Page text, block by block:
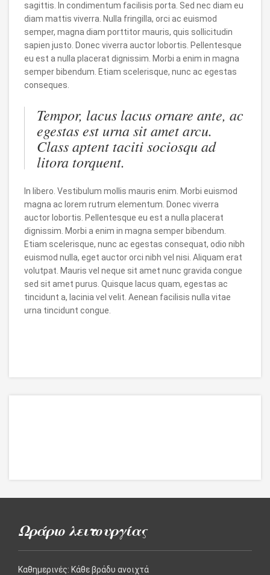
sagittis. In condimentum facilisis porta. Sed nec diam eu
diam mattis viverra. Nulla fringilla, orci ac euismod
semper, magna diam porttitor mauris, quis sollicitudin
sapien justo. Donec viverra auctor lobortis. Pellentesque
eu est a nulla placerat dignissim. Morbi a enim in magna
semper bibendum. Etiam scelerisque, nunc ac egestas
conseques.
Tempor, lacus lacus ornare ante, ac
egestas est urna sit amet arcu.
Class aptent taciti sociosqu ad
litora torquent.
In libero. Vestibulum mollis mauris enim. Morbi euismod
magna ac lorem rutrum elementum. Donec viverra
auctor lobortis. Pellentesque eu est a nulla placerat
dignissim. Morbi a enim in magna semper bibendum.
Etiam scelerisque, nunc ac egestas consequat, odio nibh
euismod nulla, eget auctor orci nibh vel nisi. Aliquam erat
volutpat. Mauris vel neque sit amet nunc gravida congue
sed sit amet purus. Quisque lacus quam, egestas ac
tincidunt a, lacinia vel velit. Aenean facilisis nulla vitae
urna tincidunt congue.
Ωράριο λειτουργίας
Καθημερινές: Kάθε βράδυ ανοιχτά